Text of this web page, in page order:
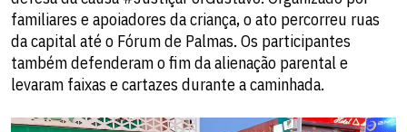
familiares e apoiadores da criança, o ato percorreu ruas
da capital até o Fórum de Palmas. Os participantes
também defenderam o fim da alienação parental e
levaram faixas e cartazes durante a caminhada.